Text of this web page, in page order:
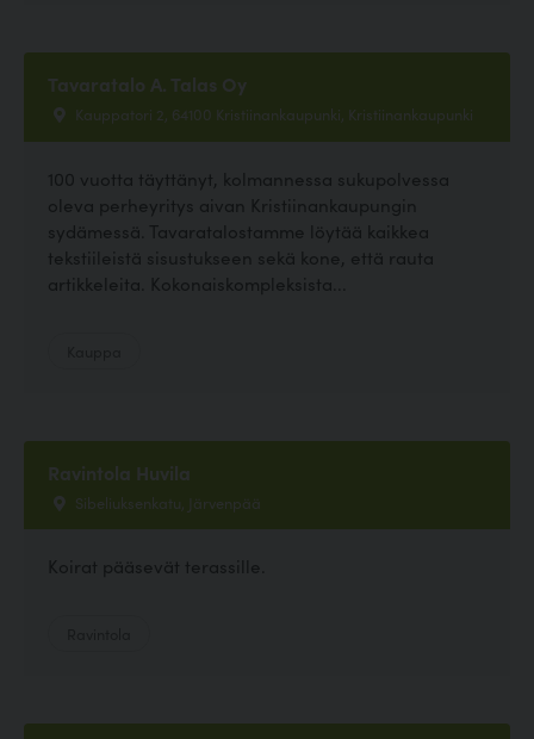
Tavaratalo A. Talas Oy
Kauppatori 2, 64100 Kristiinankaupunki, Kristiinankaupunki
100 vuotta täyttänyt, kolmannessa sukupolvessa
oleva perheyritys aivan Kristiinankaupungin
sydämessä. Tavaratalostamme löytää kaikkea
tekstiileistä sisustukseen sekä kone, että rauta
artikkeleita. Kokonaiskompleksista...
Ravintola Huvila
Sibeliuksenkatu, Järvenpää
Koirat pääsevät terassille.